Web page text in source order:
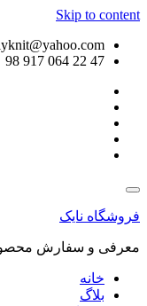
Skip to content
47 22 064 917 98
فروشگاه نایک
معرفی و سفارش
خانه
بلاگ